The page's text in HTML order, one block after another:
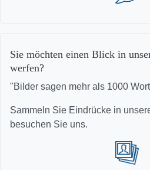
Sie möchten einen Blick in
werfen?
"Bilder sagen mehr als 1000
Sammeln Sie Eindrücke in
besuchen Sie uns.